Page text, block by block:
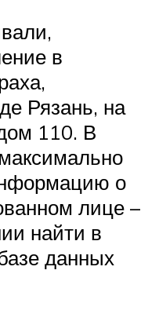
в
Рязань, на
110. В
о
лице –
найти в
данных